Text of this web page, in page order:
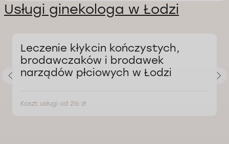
Usługi ginekologa w Łodzi
Leczenie kłykcin kończystych,
brodawczaków i brodawek
narządów płciowych w Łodzi
Koszt usługi od 216 zł